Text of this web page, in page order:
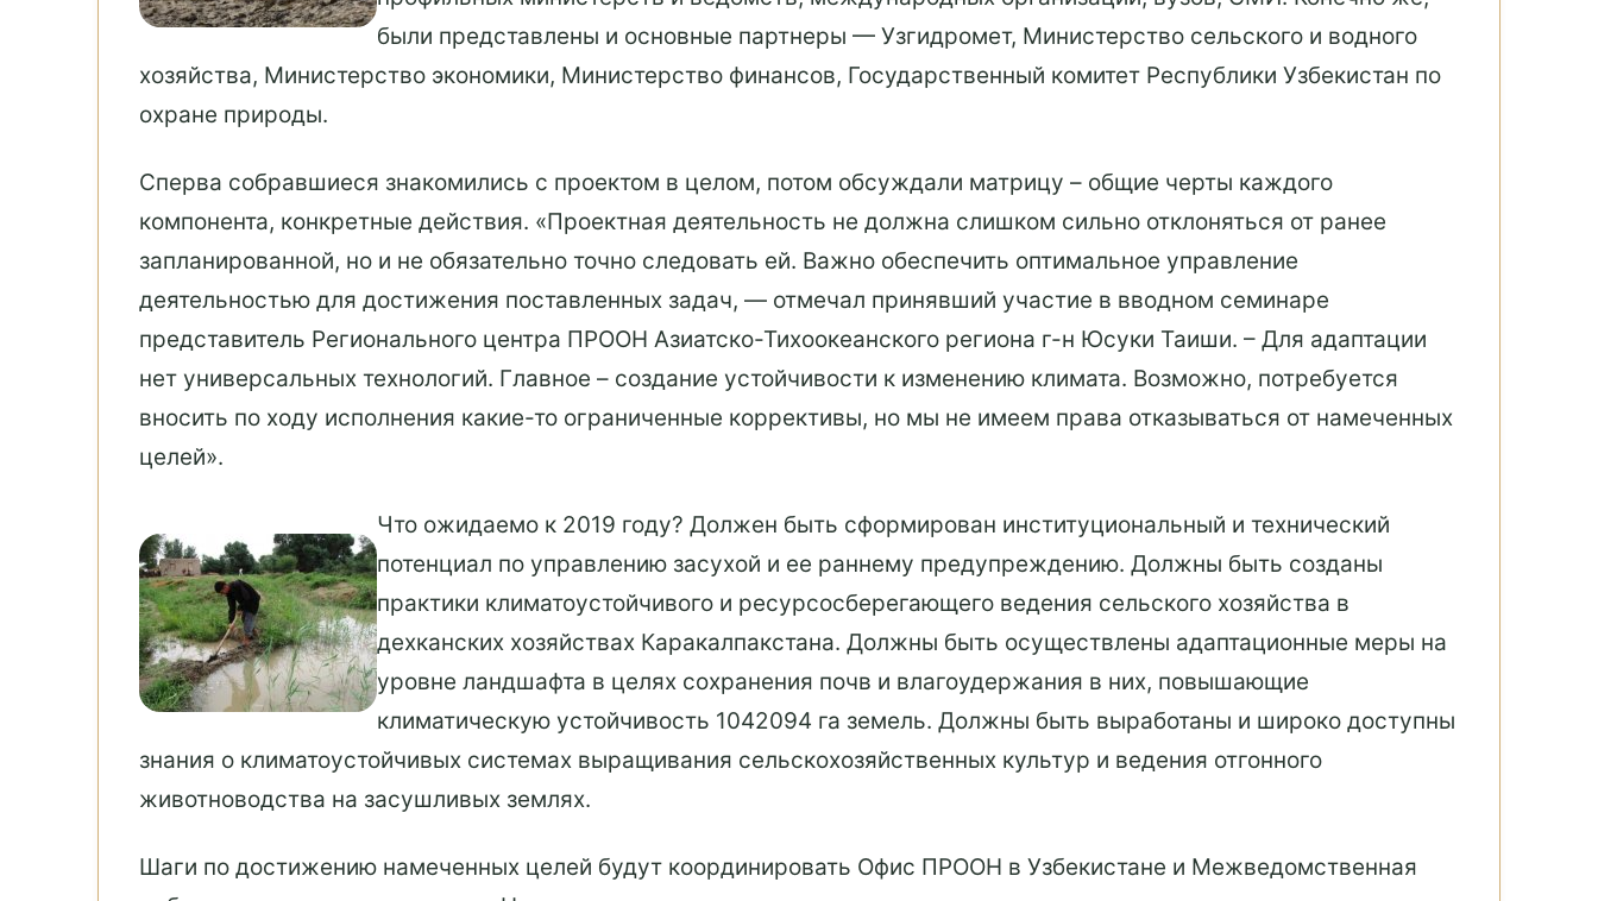
были представлены и основные партнеры — Узгидромет, Министерство сельского и водного
хозяйства, Министерство экономики, Министерство финансов, Государственный комитет Республики Узбекистан по
охране природы.
Сперва собравшиеся знакомились с проектом в целом, потом обсуждали матрицу – общие черты каждого
компонента, конкретные действия. «Проектная деятельность не должна слишком сильно отклоняться от ранее
запланированной, но и не обязательно точно следовать ей. Важно обеспечить оптимальное управление
деятельностью для достижения поставленных задач, — отмечал принявший участие в вводном семинаре
представитель Регионального центра ПРООН Азиатско-Тихоокеанского региона г-н Юсуки Таиши. – Для адаптации
нет универсальных технологий. Главное – создание устойчивости к изменению климата. Возможно, потребуется
вносить по ходу исполнения какие-то ограниченные коррективы, но мы не имеем права отказываться от намеченных
целей».
Что ожидаемо к 2019 году? Должен быть сформирован институциональный и технический
потенциал по управлению засухой и ее раннему предупреждению. Должны быть созданы
практики климатоустойчивого и ресурсосберегающего ведения сельского хозяйства в
дехканских хозяйствах Каракалпакстана. Должны быть осуществлены адаптационные меры на
уровне ландшафта в целях сохранения почв и влагоудержания в них, повышающие
климатическую устойчивость 1042094 га земель. Должны быть выработаны и широко доступны
знания о климатоустойчивых системах выращивания сельскохозяйственных культур и ведения отгонного
животноводства на засушливых землях.
Шаги по достижению намеченных целей будут координировать Офис ПРООН в Узбекистане и Межведомственная